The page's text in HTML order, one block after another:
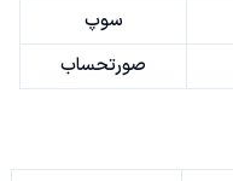
سوپ
صورتحساب